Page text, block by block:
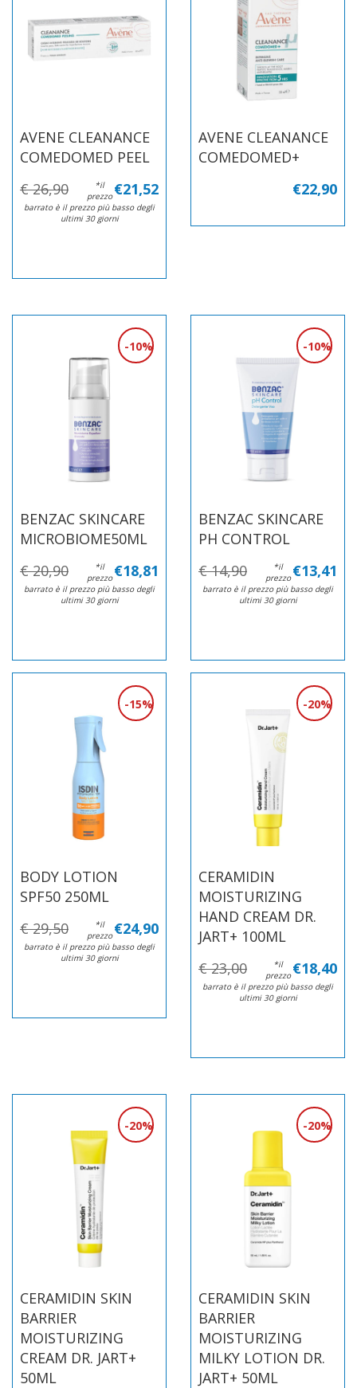
AVENE CLEANANCE
COMEDOMED PEEL
€ 26,90 €21,52
*il
prezzo
barrato è il prezzo più basso degli
ultimi 30 giorni
AVENE CLEANANCE
COMEDOMED+
€22,90
BENZAC SKINCARE
MICROBIOME50ML
10%
€ 20,90 €18,81
*il
prezzo
barrato è il prezzo più basso degli
ultimi 30 giorni
BENZAC SKINCARE
PH CONTROL
10%
€ 14,90 €13,41
*il
prezzo
barrato è il prezzo più basso degli
ultimi 30 giorni
BODY LOTION
SPF50 250ML
15%
€ 29,50 €24,90
*il
prezzo
barrato è il prezzo più basso degli
ultimi 30 giorni
CERAMIDIN
MOISTURIZING
HAND CREAM DR.
JART+ 100ML
20%
€ 23,00 €18,40
*il
prezzo
barrato è il prezzo più basso degli
ultimi 30 giorni
CERAMIDIN SKIN
BARRIER
MOISTURIZING
CREAM DR. JART+
50ML
20%
CERAMIDIN SKIN
BARRIER
MOISTURIZING
MILKY LOTION DR.
JART+ 50ML
20%